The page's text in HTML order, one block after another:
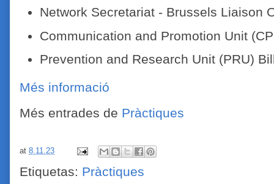
Network Secretariat - Brussels Liaison
Communication and Promotion Unit
Prevention and Research Unit (PRU)
Més informació
Més entrades de Pràctiques
at 8.11.23
Etiquetas: Pràctiques